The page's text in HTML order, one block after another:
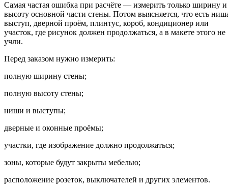
Самая частая ошибка при расчёте — измерить только ширину и
высоту основной части стены. Потом выясняется, что есть
выступ, дверной проём, плинтус, короб, кондиционер или
участок, где рисунок должен продолжаться, а в макете этого не
учли.
Перед заказом нужно измерить:
полную ширину стены;
полную высоту стены;
ниши и выступы;
дверные и оконные проёмы;
участки, где изображение должно продолжаться;
зоны, которые будут закрыты мебелью;
расположение розеток, выключателей и других элементов.